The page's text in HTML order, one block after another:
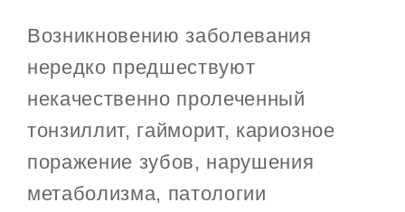
Возникновению заболевания
нередко предшествуют
некачественно пролеченный
тонзиллит, гайморит, кариозное
поражение зубов, нарушения
метаболизма, патологии